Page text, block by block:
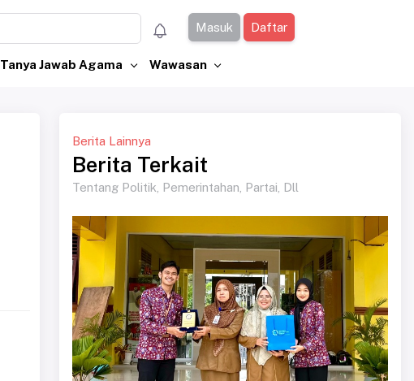
Masuk Daftar
Tanya Jawab Agama Wawasan
Berita Lainnya
Berita Terkait
Tentang Politik, Pemerintahan, Partai, Dll